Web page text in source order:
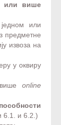
или више
или
предметне
извоза на
у оквиру
online
6.1. и 6.2.)